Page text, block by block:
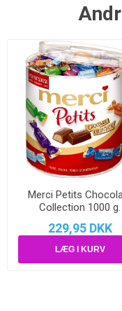
Merci Petits
Collection 1000 g.
229,95 DKK